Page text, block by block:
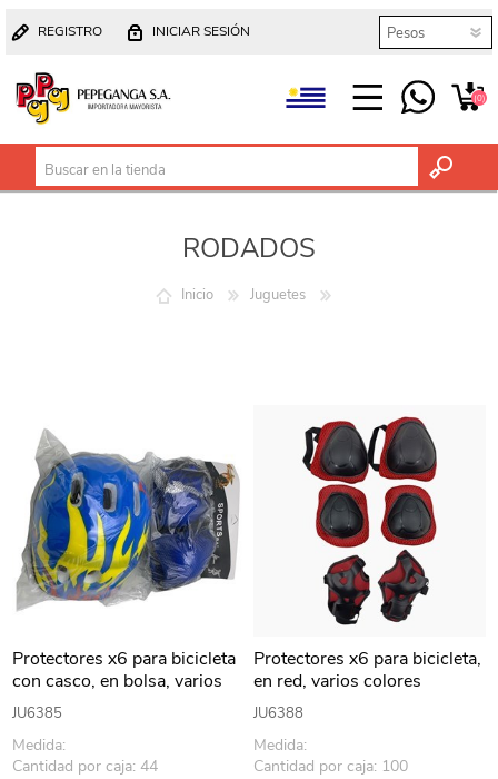
REGISTRO INICIAR SESIÓN
(0)
RODADOS
Inicio Juguetes
Protectores x6 para bicicleta
con casco, en bolsa, varios
colores
JU6385
Medida:
Cantidad por caja: 44
Protectores x6 para bicicleta,
en red, varios colores
JU6388
Medida:
Cantidad por caja: 100